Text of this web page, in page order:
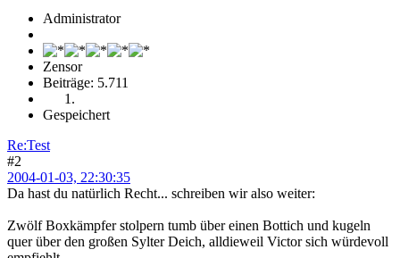
Administrator
Zensor
Beiträge: 5.711
Gespeichert
Re:Test
#2
2004-01-03, 22:30:35
Da hast du natürlich Recht... schreiben wir also weiter:
Zwölf Boxkämpfer stolpern tumb über einen Bottich und kugeln
quer über den großen Sylter Deich, alldieweil Victor sich würdevoll